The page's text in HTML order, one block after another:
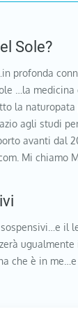
Sole?
profonda
…la medicina
la naturopata
agli studi
avanti dal
Mi chiamo
il
che è in